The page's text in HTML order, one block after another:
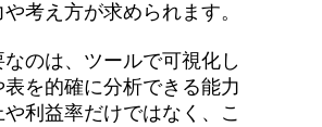
考え方が求められます。
なのは、ツールで可視化し
を的確に分析できる能力
利益率だけではなく、こ